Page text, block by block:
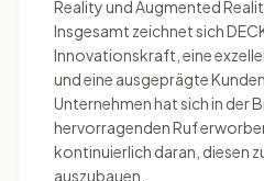
Reality und Augmented
Insgesamt zeichnet sich
Innovationskraft, eine
und eine ausgeprägte
Unternehmen hat sich in der
hervorragenden Ruf
kontinuierlich daran, diesen
auszubauen.